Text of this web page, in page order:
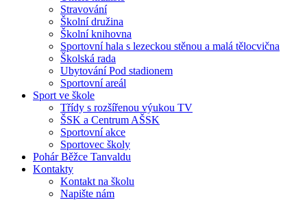
Stravování
Školní družina
Školní knihovna
Sportovní hala s lezeckou stěnou a malá tělocvična
Školská rada
Ubytování Pod stadionem
Sportovní areál
Sport ve škole
Třídy s rozšířenou výukou TV
ŠSK a Centrum AŠSK
Sportovní akce
Sportovec školy
Pohár Běžce Tanvaldu
Kontakty
Kontakt na školu
Napište nám